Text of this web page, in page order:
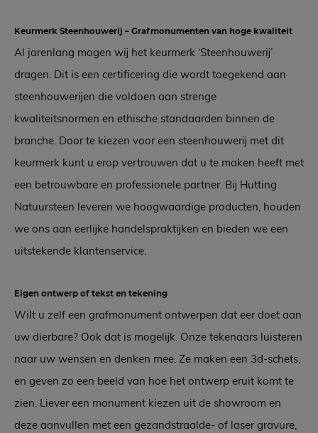
Keurmerk Steenhouwerij – Grafmonumenten van hoge kwaliteit
Al jarenlang mogen wij het keurmerk ‘Steenhouwerij’
dragen. Dit is een certificering die wordt toegekend aan
steenhouwerijen die voldoen aan strenge
kwaliteitsnormen en ethische standaarden binnen de
branche. Door te kiezen voor een steenhouwerij met dit
keurmerk kunt u erop vertrouwen dat u te maken heeft met
een betrouwbare en professionele partner. Bij Hutting
Natuursteen leveren we hoogwaardige producten, houden
we ons aan eerlijke handelspraktijken en bieden we een
uitstekende klantenservice.
Eigen ontwerp of tekst en tekening
Wilt u zelf een grafmonument ontwerpen dat eer doet aan
uw dierbare? Ook dat is mogelijk. Onze tekenaars luisteren
naar uw wensen en denken mee. Ze maken een 3d-schets,
en geven zo een beeld van hoe het ontwerp eruit komt te
zien. Liever een monument kiezen uit de showroom en
deze aanvullen met een gezandstraalde- of laser gravure,